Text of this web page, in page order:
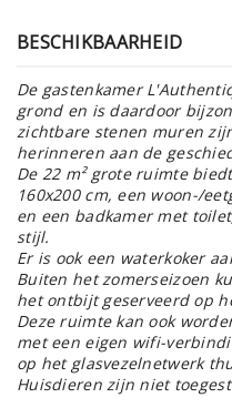
BESCHIKBAARHEID
De gastenkamer
grond en is daardoor
zichtbare stenen muren
herinneren aan de
De 22 m² grote ruimte
160x200 cm, een woon-/
en een badkamer met
stijl.
Er is ook een waterkoker
Buiten het zomerseizoen
het ontbijt geserveerd op
Deze ruimte kan ook
met een eigen wifi-
op het glasvezelnetwerk
Huisdieren zijn niet